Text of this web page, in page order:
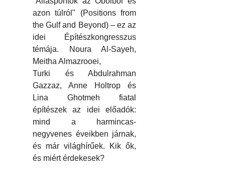
azon túlról" (Positions from
the Gulf and Beyond) – ez az
idei Építészkongresszus
témája. Noura Al-Sayeh,
Meitha Almazrooei,
Turki és Abdulrahman
Gazzaz, Anne Holtrop és
Lina Ghotmeh fiatal
építészek az idei előadók:
mind a harmincas-
negyvenes éveikben járnak,
és már világhírűek. Kik ők,
és miért érdekesek?